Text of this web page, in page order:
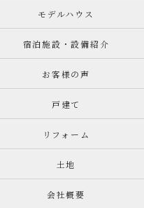
モデルハウス
宿泊施設・設備紹介
お客様の声
戸建て
リフォーム
土地
会社概要